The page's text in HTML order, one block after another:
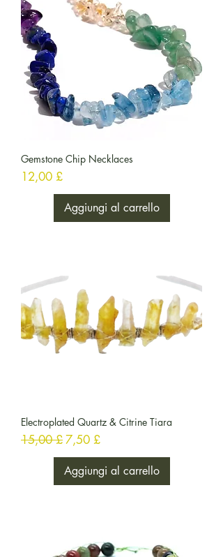
Gemstone Chip Necklaces
Prezzo
12,00 £
Aggiungi al carrello
Electroplated Quartz & Citrine Tiara
Prezzo regolare
15,00 £Prezzo scontato
7,50 £
Aggiungi al carrello